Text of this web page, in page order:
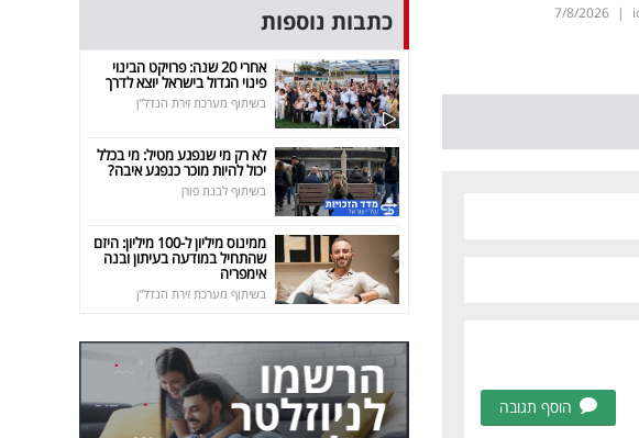
|
7/8/2026
הוסף תגובה
כתבות נוספות
אחרי 20 שנה: פרויקט הבינוי
פינוי הגדול בישראל יוצא לדרך
בשיתוף מערכת זירת הנדל"ן
לא רק מי שנפגע מטיל: מי בכלל
יכול להיות מוכר כנפגע איבה?
בשיתוף לבנת פורן
ממינוס מיליון ל-100 מיליון: היזם
שהתחיל במודעה בעיתון ובנה
אימפריה
בשיתוף מערכת זירת הנדל"ן